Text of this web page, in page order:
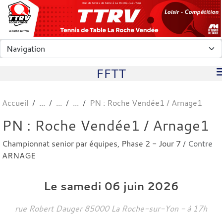
club de tennis de table à La Roche-sur-Yon
FFTT
Accueil PN : Roche Vendée1 / Arnage1
PN : Roche Vendée1 / Arnage1
Championnat senior par équipes, Phase 2 - Jour 7 / Contre
ARNAGE
Le samedi 06 juin 2026
rue Robert Dauger 85000 La Roche-sur-Yon - à 17h
Panneau de gestion des cookies